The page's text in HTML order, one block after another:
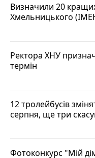
Визначили 20
Хмельницького
Ректора ХНУ
термін
12 тролейбусів
серпня, ще три
Фотоконкурс "Мій